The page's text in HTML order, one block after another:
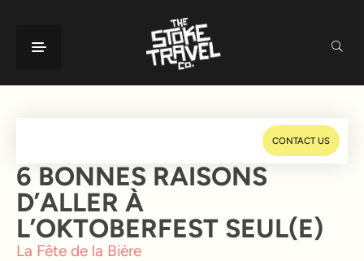
CONTACT US
6 BONNES RAISONS
D’ALLER À
L’OKTOBERFEST SEUL(E)
La Fête de la Bière